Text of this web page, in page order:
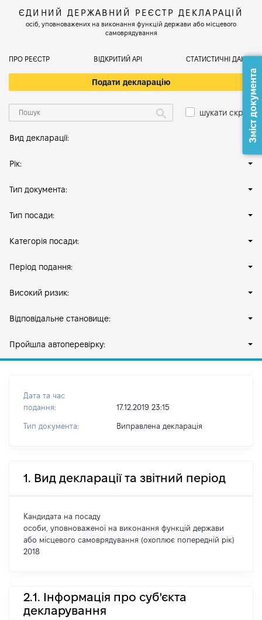
ЄДИНИЙ ДЕРЖАВНИЙ РЕЄСТР ДЕКЛАРАЦІЙ
осіб, уповноважених на виконання функцій держави або місцевого
самоврядування
ПРО РЕЄСТР ВІДКРИТИЙ АРІ СТАТИСТИЧНІ ДАНІ
Подати декларацію
шукати скрізь
Вид декларації:
Рік:
Тип документа:
Тип посади:
Категорія посади:
Період подання:
Високий ризик:
Відповідальне становище:
Пройшла автоперевірку:
Дата та час
подання:
17.12.2019 23:15
Тип документа: Виправлена декларація
1. Вид декларації та звітний період
Кандидата на посаду
особи, уповноваженої на виконання функцій держави
або місцевого самоврядування (охоплює попередній рік)
2018
2.1. Інформація про суб'єкта
декларування
Зміст документа